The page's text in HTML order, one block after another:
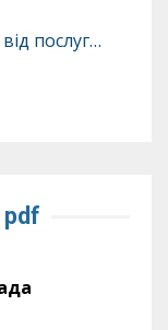
послуг…
pdf